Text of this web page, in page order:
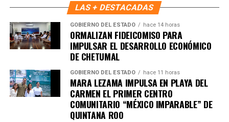
LAS + DESTACADAS
GOBIERNO DEL ESTADO hace 14 horas
ORMALIZAN FIDEICOMISO PARA
IMPULSAR EL DESARROLLO ECONÓMICO
DE CHETUMAL
GOBIERNO DEL ESTADO hace 11 horas
MARA LEZAMA IMPULSA EN PLAYA DEL
CARMEN EL PRIMER CENTRO
COMUNITARIO “MÉXICO IMPARABLE” DE
QUINTANA ROO